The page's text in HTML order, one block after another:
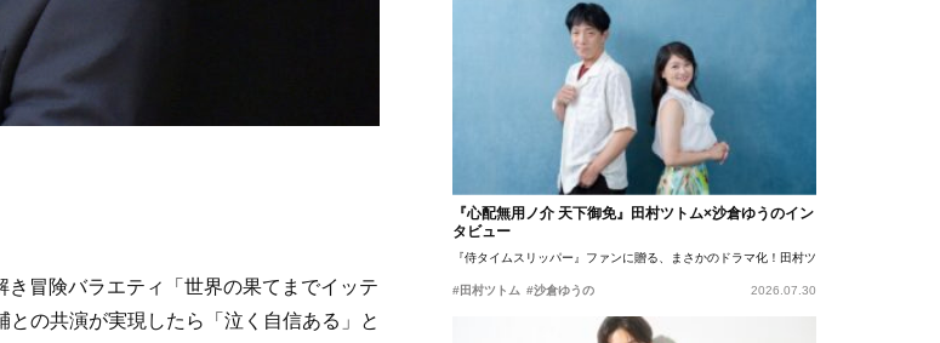
冒険バラエティ「世界の果てまでイッテ
の共演が実現したら「泣く自信ある」と
『心配無用ノ介 天下御免』田村ツトム×沙倉ゆうのイン
タビュー
『侍タイムスリッパー』ファンに贈る、まさかのドラマ化！田村ツトム×沙倉ゆうのが語
#田村ツトム #沙倉ゆうの 2026.07.30